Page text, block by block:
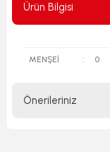
Ürün Bilgisi
MENŞEİ : 0
Önerileriniz